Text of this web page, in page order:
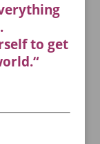
to get